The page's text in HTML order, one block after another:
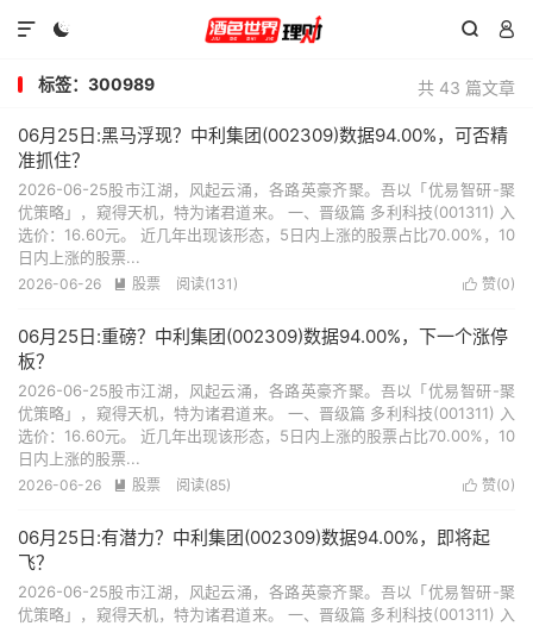
  

共 43 篇文章
标签：300989
06月25日:黑马浮现？中利集团(002309)数据94.00%，可否精
准抓住？
2026-06-25股市江湖，风起云涌，各路英豪齐聚。吾以「优易智研-聚
优策略」，窥得天机，特为诸君道来。 一、晋级篇 多利科技(001311) 入
选价：16.60元。 近几年出现该形态，5日内上涨的股票占比70.00%，10
日内上涨的股票...
 赞(0)
2026-06-26  股票 阅读(131)
06月25日:重磅？中利集团(002309)数据94.00%，下一个涨停
板？
2026-06-25股市江湖，风起云涌，各路英豪齐聚。吾以「优易智研-聚
优策略」，窥得天机，特为诸君道来。 一、晋级篇 多利科技(001311) 入
选价：16.60元。 近几年出现该形态，5日内上涨的股票占比70.00%，10
日内上涨的股票...
 赞(0)
2026-06-26  股票 阅读(85)
06月25日:有潜力？中利集团(002309)数据94.00%，即将起
飞？
2026-06-25股市江湖，风起云涌，各路英豪齐聚。吾以「优易智研-聚
优策略」，窥得天机，特为诸君道来。 一、晋级篇 多利科技(001311) 入